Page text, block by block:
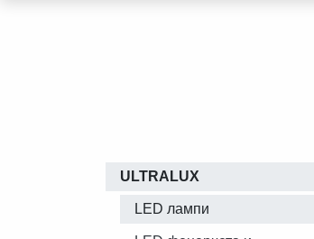
ULTRALUX
LED лампи